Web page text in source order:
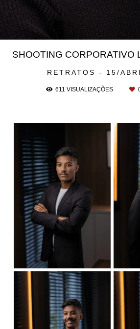
RETRATOS 15/
SHOOTING CORPORATIVO
611 VISUALIZAÇÕES